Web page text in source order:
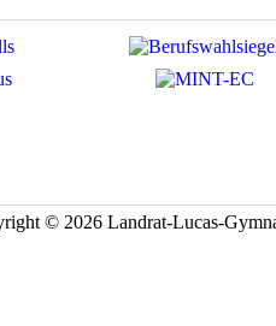
© 2026 Landrat-Lucas-